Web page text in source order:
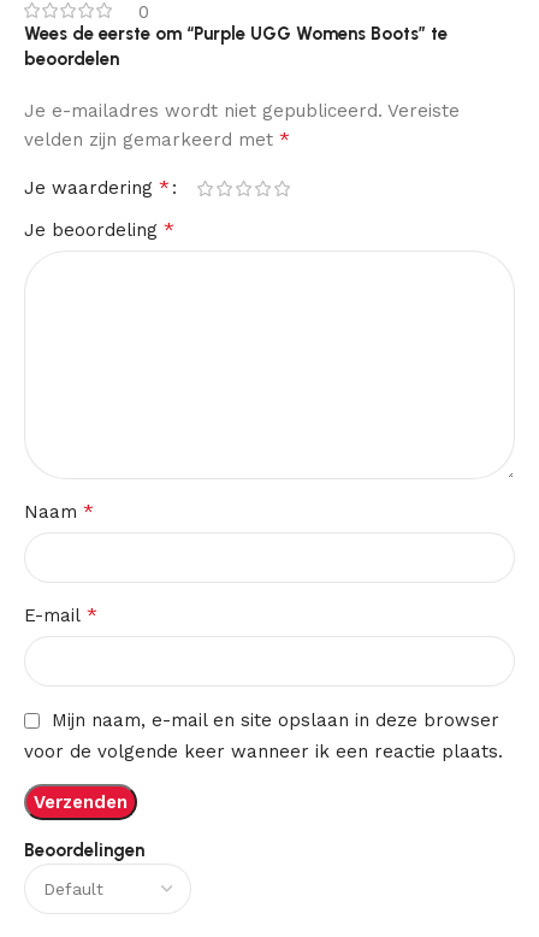
0
Beoordelingen
Wees de eerste om “Purple UGG Womens Boots” te
beoordelen
Je e-mailadres wordt niet gepubliceerd. Vereiste
velden zijn gemarkeerd met *
Je waardering *
Je beoordeling *
Naam *
E-mail *
Mijn naam, e-mail en site opslaan in deze browser
voor de volgende keer wanneer ik een reactie plaats.